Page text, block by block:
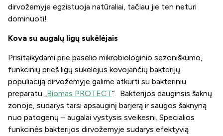
dirvožemyje egzistuoja natūraliai, tačiau jie ten neturi
dominuoti!
Kova su augalų ligų sukėlėjais
Prisitaikydami prie pasėlio mikrobiologinio sezoniškumo,
funkcinių prieš ligų sukėlėjus kovojančių bakterijų
populiaciją dirvožemyje galime atkurti su bakteriniu
preparatu „Biomas PROTECT“. Bakterijos dauginsis šaknų
zonoje, sudarys tarsi apsauginį barjerą ir saugos šaknyną
nuo patogenų – augalai vystysis sveikesni. Specialios
funkcinės bakterijos dirvožemyje sudarys efektyvią